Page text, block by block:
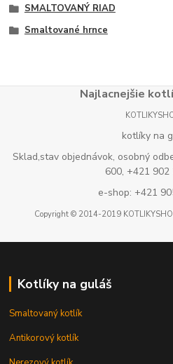
SMALTOVANÝ RIAD
Smaltované hrnce
Najlacnejšie
kotlíky na
Sklad,stav objednávok, osobný
600, +421 902
e-shop: +421
Copyright © 2014-2019
Kotlíky na guláš
Smaltovaný kotlík
Antikorový kotlík